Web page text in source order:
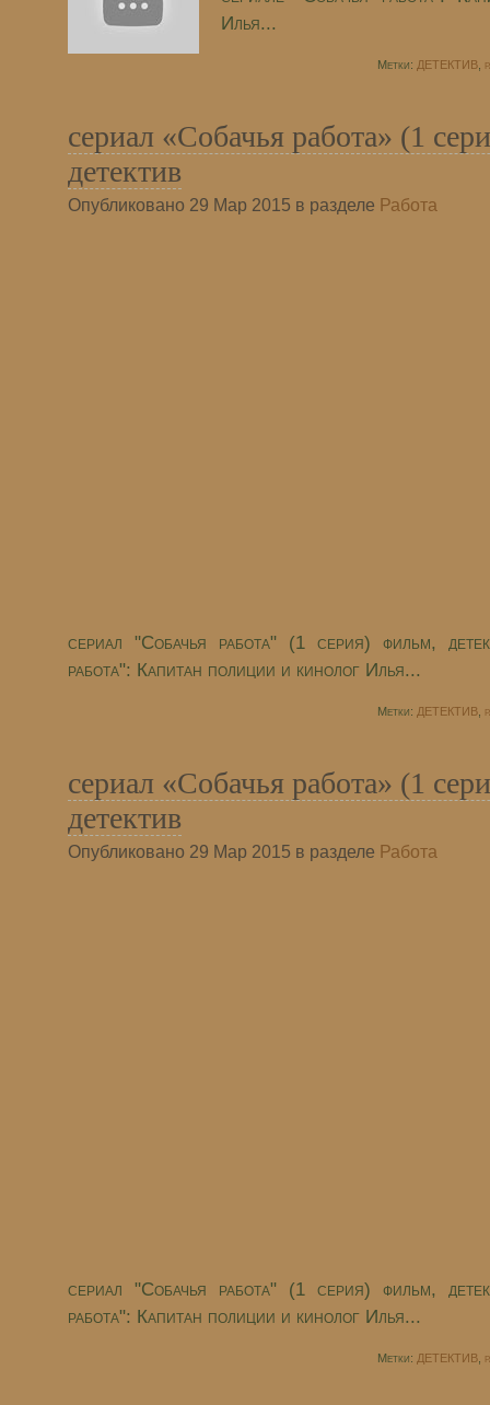
Илья...
Метки: ДЕТЕКТИВ,
сериал «Собачья работа» (1
детектив
Опубликовано 29 Мар 2015 в разделе Работа
сериал "Собачья работа" (1 серия) фильм,
работа": Капитан полиции и кинолог Илья...
Метки: ДЕТЕКТИВ,
сериал «Собачья работа» (1
детектив
Опубликовано 29 Мар 2015 в разделе Работа
сериал "Собачья работа" (1 серия) фильм,
работа": Капитан полиции и кинолог Илья...
Метки: ДЕТЕКТИВ,